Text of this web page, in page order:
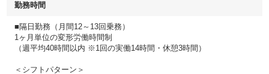
勤務時間
■隔日勤務（月間12～13回乗務）
1ヶ月単位の変形労働時間制
（週平均40時間以内 ※1回の実働14時間・休憩3時間）
＜シフトパターン＞